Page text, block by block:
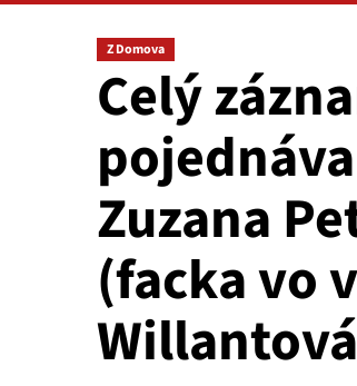
Z Domova
Celý
Zuzana
(facka vo